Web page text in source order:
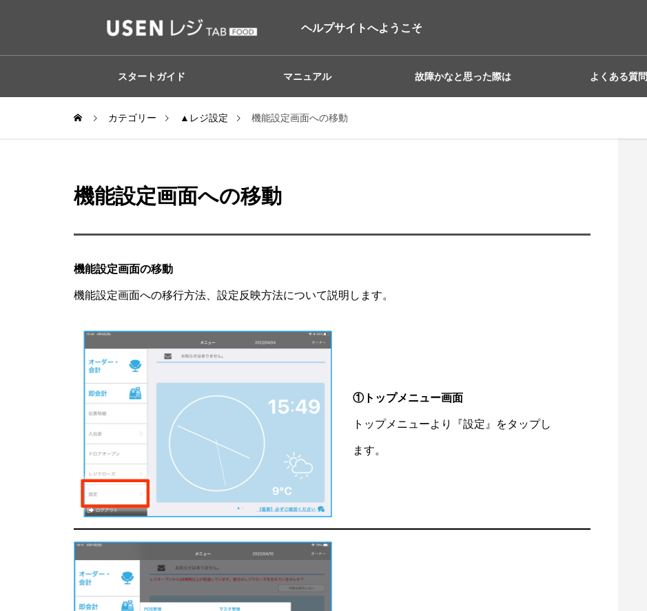
ヘルプサイトへようこそ
スタートガイド マニュアル 故障かなと思った際は よくある質問
カテゴリー ▲レジ設定 機能設定画面への移動
機能設定画面への移動
機能設定画面の移動
機能設定画面への移行方法、設定反映方法について説明します。
①トップメニュー画面
トップメニューより『設定』をタップし
ます。